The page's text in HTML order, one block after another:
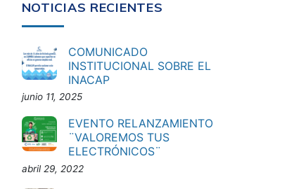
NOTICIAS RECIENTES
COMUNICADO
INSTITUCIONAL SOBRE EL
INACAP
junio 11, 2025
EVENTO RELANZAMIENTO
¨VALOREMOS TUS
ELECTRÓNICOS¨
abril 29, 2022